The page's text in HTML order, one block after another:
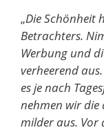
„Die Schönheit
Betrachters.
Werbung und
verheerend
es je nach
nehmen wir die
milder aus. Vor